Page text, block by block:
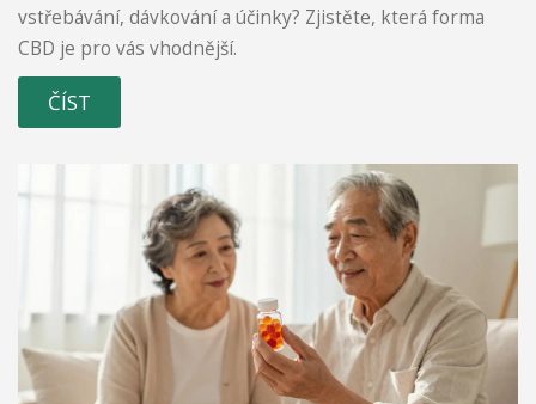
vstřebávání, dávkování a účinky? Zjistěte, která forma
CBD je pro vás vhodnější.
ČÍST